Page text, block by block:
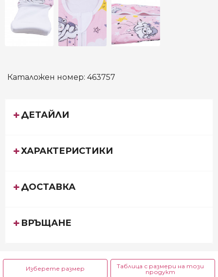
Каталожен номер: 463757
ДЕТАЙЛИ
ХАРАКТЕРИСТИКИ
ДОСТАВКА
ВРЪЩАНЕ
Изберете размер
Таблица с размери на този
продукт